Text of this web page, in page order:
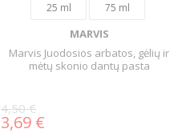
25 ml 75 ml
MARVIS
Marvis Juodosios arbatos, gėlių ir
mėtų skonio dantų pasta
4,50 €
3,69 €